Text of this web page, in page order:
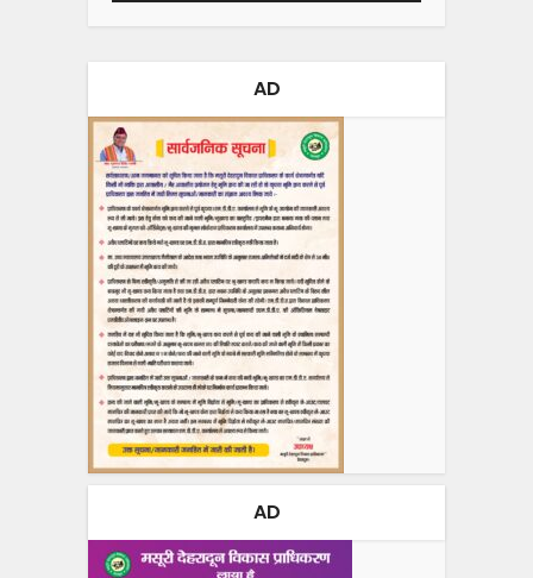
AD
AD